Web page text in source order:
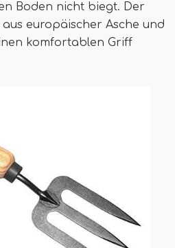
Boden nicht biegt. Der
europäischer Asche und
komfortablen Griff